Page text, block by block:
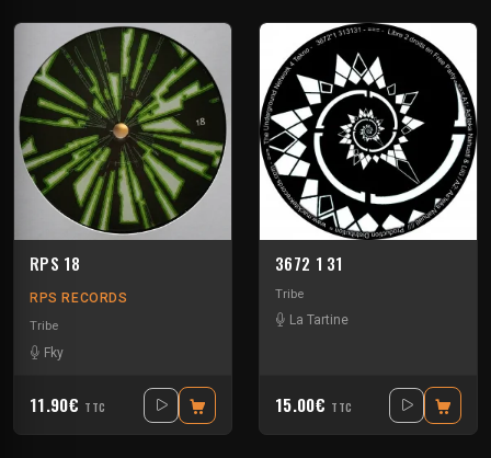
RPS 18
RPS RECORDS
Tribe
Fky
11.90€ TTC
3672 1 31
Tribe
La Tartine
15.00€ TTC